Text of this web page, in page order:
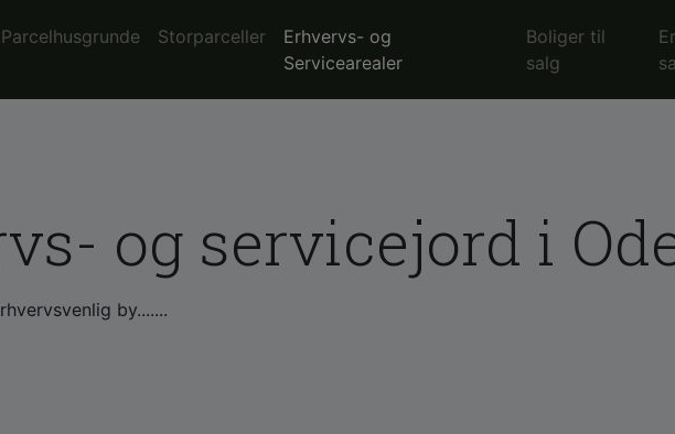
Parcelhusgrunde Storparceller
Erhvervs- og
Servicearealer
Boliger til
salg
og servicejord i
by.......